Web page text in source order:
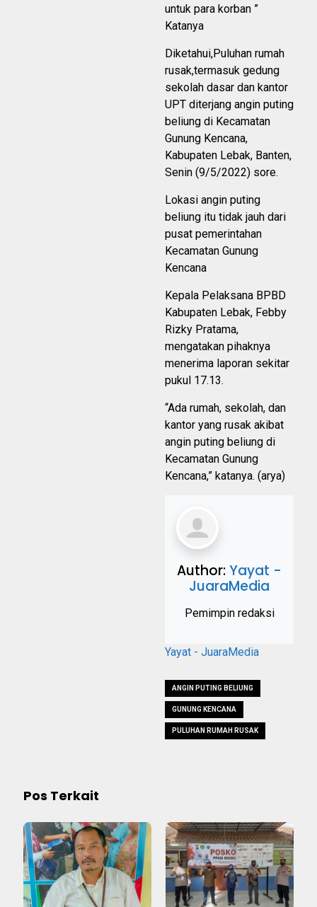
untuk para korban ”
Katanya
Diketahui,Puluhan rumah
rusak,termasuk gedung
sekolah dasar dan kantor
UPT diterjang angin puting
beliung di Kecamatan
Gunung Kencana,
Kabupaten Lebak, Banten,
Senin (9/5/2022) sore.
Lokasi angin puting
beliung itu tidak jauh dari
pusat pemerintahan
Kecamatan Gunung
Kencana
Kepala Pelaksana BPBD
Kabupaten Lebak, Febby
Rizky Pratama,
mengatakan pihaknya
menerima laporan sekitar
pukul 17.13.
“Ada rumah, sekolah, dan
kantor yang rusak akibat
angin puting beliung di
Kecamatan Gunung
Kencana,” katanya. (arya)
Author:Yayat -
JuaraMedia
Pemimpin redaksi
Yayat - JuaraMedia
ANGIN PUTING BELIUNG
GUNUNG KENCANA
PULUHAN RUMAH RUSAK
Pos Terkait